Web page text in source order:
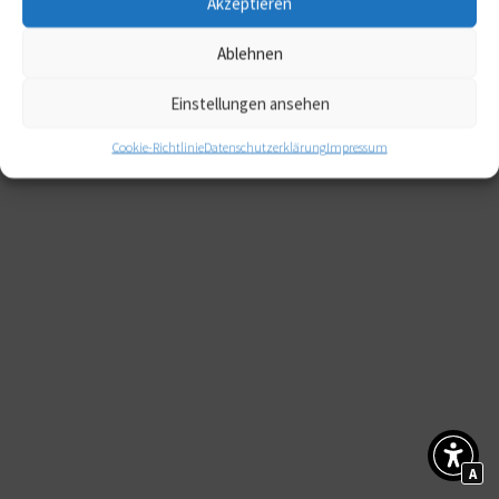
Ablehnen
Einstellungen ansehen
Cookie-RichtlinieDatenschutzerklärungImpressum
A